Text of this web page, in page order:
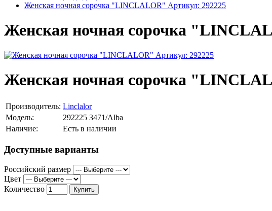
Женская ночная сорочка "LINCLALOR" Артикул: 292225
Женская ночная сорочка
Женская ночная сорочка
Производитель: Linclalor
Модель:
292225 3471/Alba
Наличие:
Есть в наличии
Доступные варианты
Российский размер
Цвет
Количество
Купить